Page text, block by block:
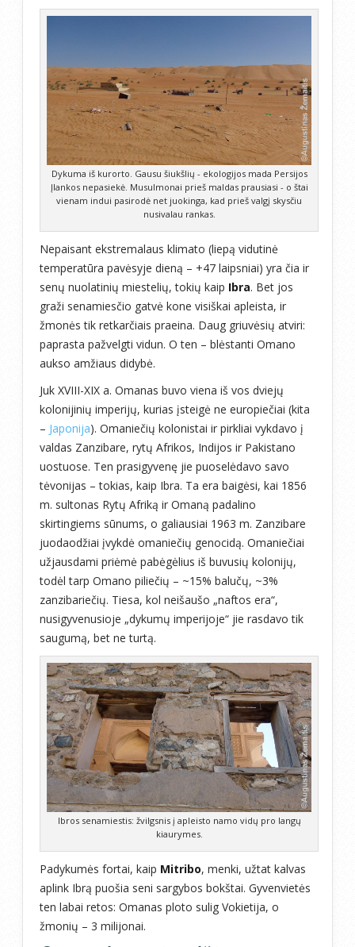
Dykuma iš kurorto. Gausu šiukšlių - ekologijos mada Persijos
Įlankos nepasiekė. Musulmonai prieš maldas prausiasi - o štai
vienam indui pasirodė net juokinga, kad prieš valgį skysčiu
nusivalau rankas.
Nepaisant ekstremalaus klimato (liepą vidutinė
temperatūra pavėsyje dieną – +47 laipsniai) yra čia ir
senų nuolatinių miestelių, tokių kaip Ibra. Bet jos
graži senamiesčio gatvė kone visiškai apleista, ir
žmonės tik retkarčiais praeina. Daug griuvėsių atviri:
paprasta pažvelgti vidun. O ten – blėstanti Omano
aukso amžiaus didybė.
Juk XVIII-XIX a. Omanas buvo viena iš vos dviejų
kolonijinių imperijų, kurias įsteigė ne europiečiai (kita
– Japonija). Omaniečių kolonistai ir pirkliai vykdavo į
valdas Zanzibare, rytų Afrikos, Indijos ir Pakistano
uostuose. Ten prasigyvenę jie puoselėdavo savo
tėvonijas – tokias, kaip Ibra. Ta era baigėsi, kai 1856
m. sultonas Rytų Afriką ir Omaną padalino
skirtingiems sūnums, o galiausiai 1963 m. Zanzibare
juodaodžiai įvykdė omaniečių genocidą. Omaniečiai
užjausdami priėmė pabėgėlius iš buvusių kolonijų,
todėl tarp Omano piliečių – ~15% balučų, ~3%
zanzibariečių. Tiesa, kol neišaušo „naftos era“,
nusigyvenusioje „dykumų imperijoje“ jie rasdavo tik
saugumą, bet ne turtą.
Ibros senamiestis: žvilgsnis į apleisto namo vidų pro langų
kiaurymes.
Padykumės fortai, kaip Mitribo, menki, užtat kalvas
aplink Ibrą puošia seni sargybos bokštai. Gyvenvietės
ten labai retos: Omanas ploto sulig Vokietija, o
žmonių – 3 milijonai.